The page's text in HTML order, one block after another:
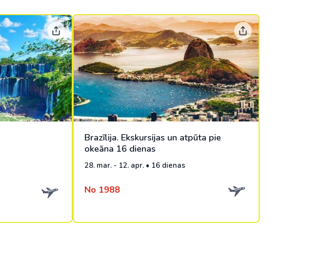
Brazīlija. Ekskursijas un atpūta pie
okeāna 16 dienas
28. mar. - 12. apr. • 16 dienas
No 1988